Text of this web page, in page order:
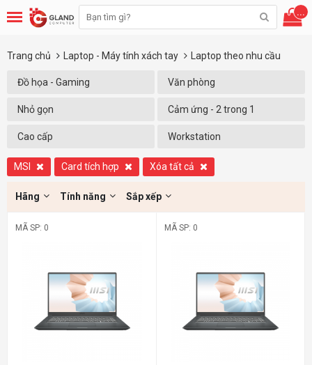
...
Trang chủ Laptop - Máy tính xách tay Laptop theo nhu cầu
Đồ họa - Gaming Văn phòng
Nhỏ gọn Cảm ứng - 2 trong 1
Cao cấp Workstation
MSI Card tích hợp Xóa tất cả
Hãng Tính năng Sắp xếp
MÃ SP: 0 MÃ SP: 0